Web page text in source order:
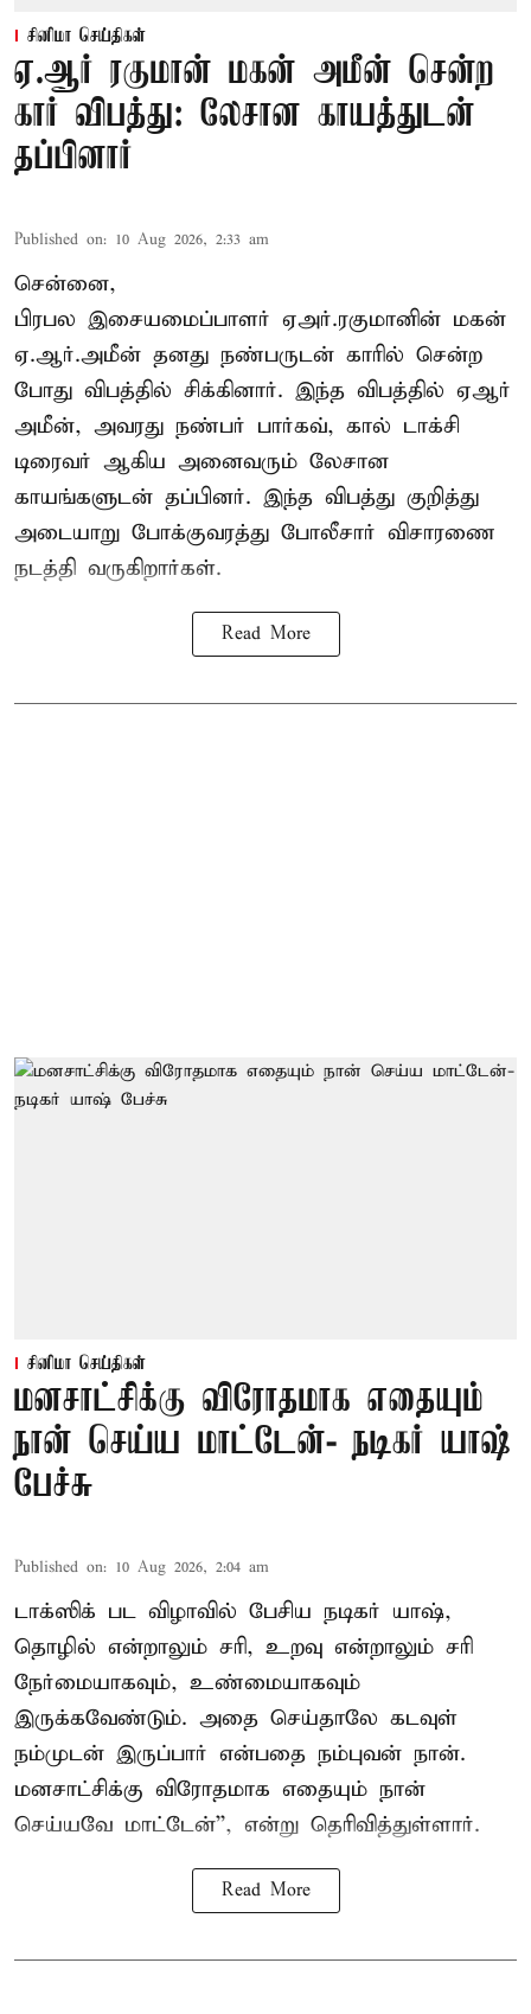
சினிமா செய்திகள்
ஏ.ஆர் ரகுமான் மகன் அமீன் சென்ற
கார் விபத்து: லேசான காயத்துடன்
தப்பினார்
Published on: 10 Aug 2026, 2:33 am
சென்னை,
பிரபல இசையமைப்பாளர் ஏஅர்.ரகுமானின் மகன்
ஏ.ஆர்.அமீன் தனது நண்பருடன் காரில் சென்ற
போது விபத்தில் சிக்கினார். இந்த விபத்தில் ஏஆர்
அமீன், அவரது நண்பர் பார்கவ், கால் டாக்சி
டிரைவர் ஆகிய அனைவரும் லேசான
காயங்களுடன் தப்பினர். இந்த விபத்து குறித்து
அடையாறு போக்குவரத்து போலீசார் விசாரணை
நடத்தி வருகிறார்கள்.
Read More
சினிமா செய்திகள்
மனசாட்சிக்கு விரோதமாக எதையும்
நான் செய்ய மாட்டேன்- நடிகர் யாஷ்
பேச்சு
Published on: 10 Aug 2026, 2:04 am
டாக்ஸிக் பட விழாவில் பேசிய நடிகர் யாஷ்,
தொழில் என்றாலும் சரி, உறவு என்றாலும் சரி
நேர்மையாகவும், உண்மையாகவும்
இருக்கவேண்டும். அதை செய்தாலே கடவுள்
நம்முடன் இருப்பார் என்பதை நம்புவன் நான்.
மனசாட்சிக்கு விரோதமாக எதையும் நான்
செய்யவே மாட்டேன்'', என்று தெரிவித்துள்ளார்.
Read More